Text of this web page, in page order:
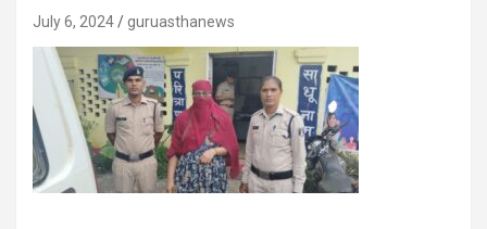
July 6, 2024 guruasthanews